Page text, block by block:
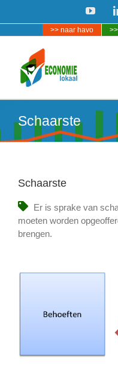
>> naar havo
Schaarste
Schaarste
Er is sprake van
moeten worden
brengen.